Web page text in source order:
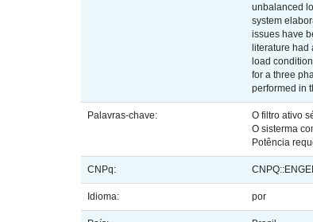
unbalanced
system
issues have
literature
load
for a three
performed in
Palavras-chave:
O filtro ativo
O sisterma
Potência
CNPq:
Idioma: por